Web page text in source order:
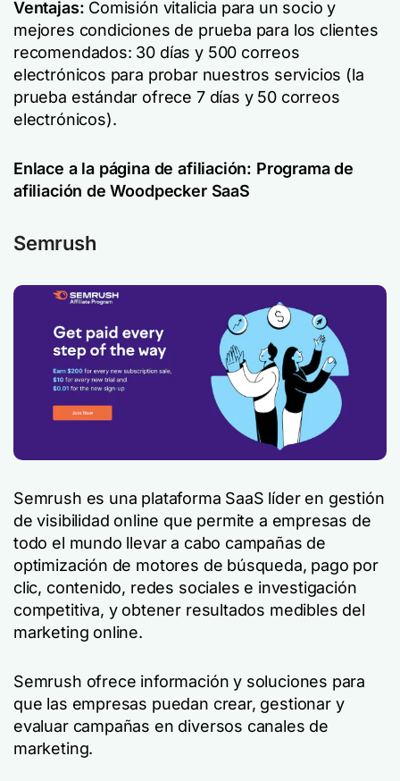
Ventajas: Comisión vitalicia para un socio y
mejores condiciones de prueba para los clientes
recomendados: 30 días y 500 correos
electrónicos para probar nuestros servicios (la
prueba estándar ofrece 7 días y 50 correos
electrónicos).
Enlace a la página de afiliación: Programa de
afiliación de Woodpecker SaaS
Semrush
Semrush es una plataforma SaaS líder en gestión
de visibilidad online que permite a empresas de
todo el mundo llevar a cabo campañas de
optimización de motores de búsqueda, pago por
clic, contenido, redes sociales e investigación
competitiva, y obtener resultados medibles del
marketing online.
Semrush ofrece información y soluciones para
que las empresas puedan crear, gestionar y
evaluar campañas en diversos canales de
marketing.